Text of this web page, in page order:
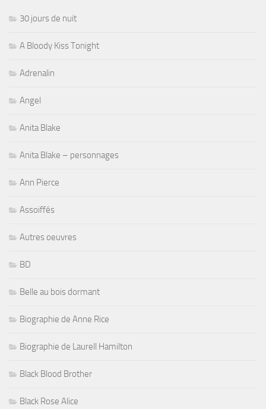
30 jours de nuit
A Bloody Kiss Tonight
Adrenalin
Angel
Anita Blake
Anita Blake – personnages
Ann Pierce
Assoiffés
Autres oeuvres
BD
Belle au bois dormant
Biographie de Anne Rice
Biographie de Laurell Hamilton
Black Blood Brother
Black Rose Alice